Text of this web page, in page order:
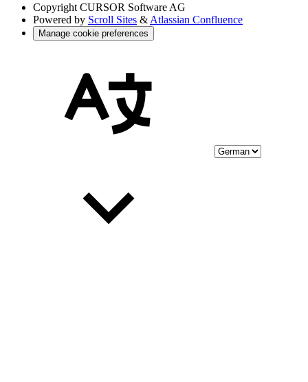
Copyright CURSOR Software AG
Powered by Scroll Sites & Atlassian Confluence
Manage cookie preferences